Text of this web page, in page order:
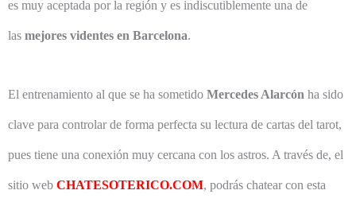
es muy aceptada por la región y es indiscutiblemente una de
las mejores videntes en Barcelona.
El entrenamiento al que se ha sometido Mercedes Alarcón ha sido
clave para controlar de forma perfecta su lectura de cartas del tarot,
pues tiene una conexión muy cercana con los astros. A través de, el
sitio web CHATESOTERICO.COM, podrás chatear con esta